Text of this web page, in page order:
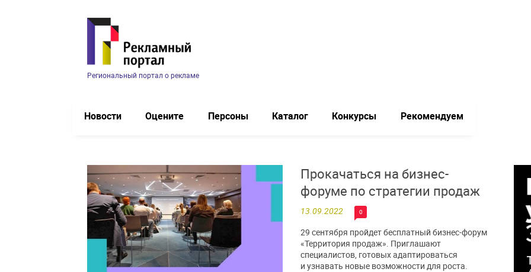
Региональный портал о рекламе
Новости Оцените Персоны Каталог Конкурсы Рекомендуем
Прокачаться на бизнес-
форуме по стратегии продаж
13.09.2022 0
29 сентября пройдет бесплатный бизнес-форум
«Территория продаж». Приглашают
специалистов, готовых адаптироваться
и узнавать новые возможности для роста.